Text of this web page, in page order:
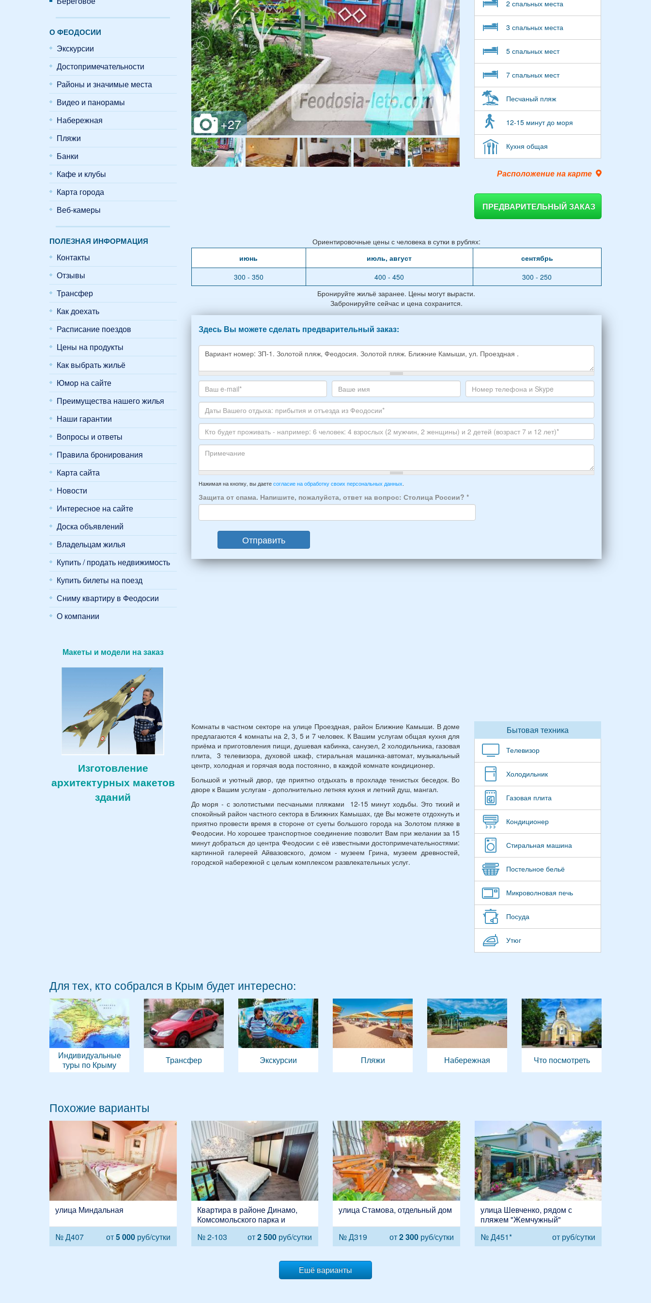
О ФЕОДОСИИ
Экскурсии
Достопримечательности
Районы и значимые места
Видео и панорамы
Набережная
Пляжи
Банки
Кафе и клубы
Карта города
Веб-камеры
ПОЛЕЗНАЯ ИНФОРМАЦИЯ
Контакты
Отзывы
Трансфер
Как доехать
Расписание поездов
Цены на продукты
Как выбрать жильё
Юмор на сайте
Преимущества нашего жилья
Наши гарантии
Вопросы и ответы
Правила бронирования
Карта сайта
Новости
Интересное на сайте
Доска объявлений
Владельцам жилья
Купить / продать недвижимость
Купить билеты на поезд
Сниму квартиру в Феодосии
О компании
Макеты и модели на заказ
Изготовление
архитектурных макетов
зданий
2 спальных места
3 спальных места
5 спальных мест
7 спальных мест
Песчаный пляж
12-15 минут до моря
Кухня общая
Расположение на карте
ПРЕДВАРИТЕЛЬНЫЙ ЗАКАЗ
Ориентировочные цены с человека в сутки в рублях:
июнь
июль, август
сентябрь
300 - 350
400 - 450
300 - 250
Бронируйте жильё заранее. Цены могут вырасти.
Забронируйте сейчас и цена сохранится.
Здесь Вы можете сделать предварительный заказ:
Какое
жилье
хотите
снять,
укажите
пожалуйста
НОМЕР
варианта:
Ваш
адрес
электронной
почты
*
Ваше
имя
Номер
и
Skype
Даты
Вашего
отдыха:
прибытия
отъезда
из
*
Кто
будет
-
например:
6
человек:
взрослых
женщины)
Примечание
Нажимая на кнопку, вы даете согласие на обработку своих персональных данных.
Защита от спама. Напишите, пожалуйста, ответ на вопрос: Столица России? *
Отправить
Комнаты в частном секторе на улице Проездная, район Ближние Камыши. В доме
предлагаются 4 комнаты на 2, 3, 5 и 7 человек. К Вашим услугам общая кухня для
приёма и приготовления пищи, душевая кабинка, санузел, 2 холодильника, газовая
плита, 3 телевизора, духовой шкаф, стиральная машинка-автомат, музыкальный
центр, холодная и горячая вода постоянно, в каждой комнате кондиционер.
Большой и уютный двор, где приятно отдыхать в прохладе тенистых беседок. Во
дворе к Вашим услугам - дополнительно летняя кухня и летний душ, мангал.
До моря - с золотистыми песчаными пляжами 12-15 минут ходьбы. Это тихий и
спокойный район частного сектора в Ближних Камышах, где Вы можете отдохнуть и
приятно провести время в стороне от суеты большого города на Золотом пляже в
Феодосии. Но хорошее транспортное соединение позволит Вам при желании за 15
минут добраться до центра Феодосии с её известными достопримечательностями:
картинной галереей Айвазовского, домом - музеем Грина, музеем древностей,
городской набережной с целым комплексом развлекательных услуг.
Бытовая техника
Телевизор
Холодильник
Газовая плита
Кондиционер
Стиральная машина
Постельное бельё
Микроволновая печь
Посуда
Утюг
Для тех, кто собрался в Крым будет интересно:
Индивидуальные
туры по Крыму
Трансфер Экскурсии Пляжи Набережная Что посмотреть
Похожие варианты
улица Миндальная
№ Д407 от5 000руб/сутки
Квартира в районе Динамо,
Комсомольского парка и
Старшинова, улица Чкалова, 94
№ 2-103 от2 500 руб/сутки
улица Стамова, отдельный дом
№ Д319 от2 300руб/сутки
улица Шевченко, рядом с
пляжем "Жемчужный"
№ Д451*
от руб/сутки
Ешё варианты